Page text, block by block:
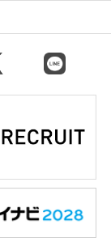
X（旧Twitter） LINE